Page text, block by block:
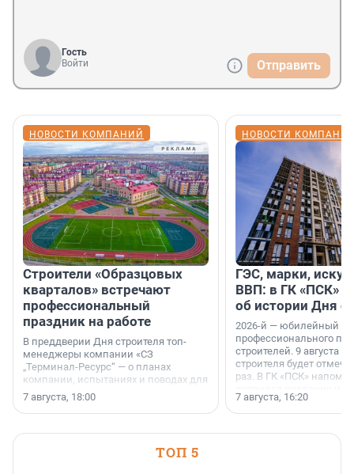
Гость
Войти
Отправить
НОВОСТИ КОМПАНИЙ
Строители «Образцовых
кварталов» встречают
профессиональный
праздник на работе
В преддверии Дня строителя топ-
менеджеры компании «СЗ
„Терминал-Ресурс“ — о планах
компании, испытаниях и поводах для
осторожного оптимизма.
7 августа, 18:00
НОВОСТИ
ГЭС, марки,
ВВП: в ГК «ПСК»
об истории Дня
2026-й — юбилейный
профессионального
строителей. 9 августа
строителя будет
раз. В ГК «ПСК»
поменялась роль
7 августа, 16:20
ТОП 5